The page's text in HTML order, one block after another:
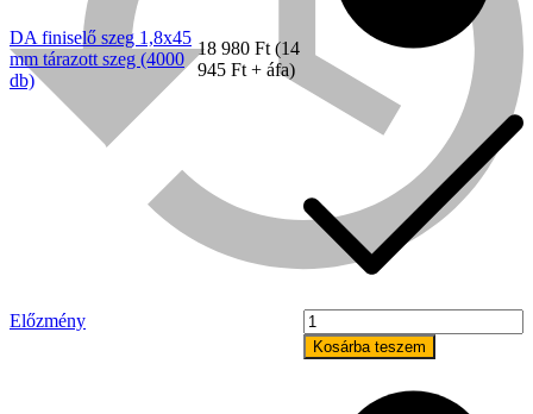
Előzmény
DA finiselő szeg 1,8x45
mm tárazott szeg (4000
db)
18 980 Ft (14
945 Ft + áfa)
mennyiség
DA
finiselő
szeg
Kosárba teszem